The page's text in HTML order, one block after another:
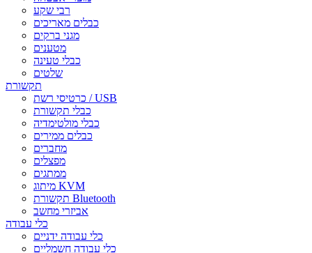
רבי שקע
כבלים מאריכים
מגני ברקים
מטענים
כבלי טעינה
שלטים
תקשורת
כרטיסי רשת / USB
כבלי תקשורת
כבלי מולטימדיה
כבלים ממירים
מחברים
מפצלים
ממתגים
מיתוג KVM
תקשורת Bluetooth
אביזרי מחשב
כלי עבודה
כלי עבודה ידניים
כלי עבודה חשמליים